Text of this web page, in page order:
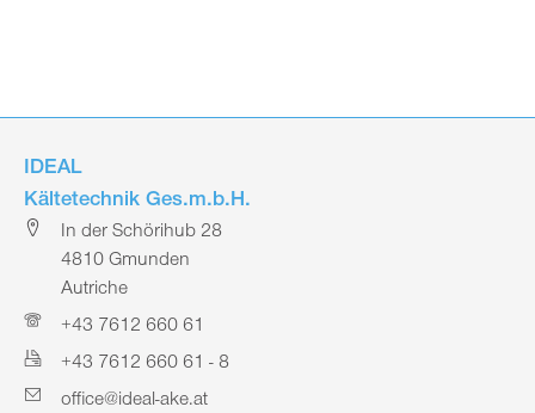
IDEAL
Kältetechnik Ges.m.b.H.
In der Schörihub 28
4810 Gmunden
Autriche
+43 7612 660 61
+43 7612 660 61 - 8
office@ideal-ake.at